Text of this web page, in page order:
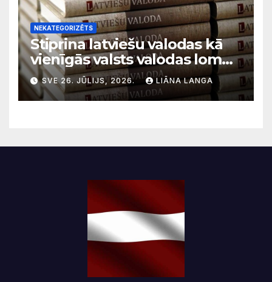
NEKATEGORIZĒTS
Stiprina latviešu valodas kā
vienīgās valsts valodas lomu
sabiedriskajos medijos
SVE 26. JŪLIJS, 2026. LIĀNA LANGA